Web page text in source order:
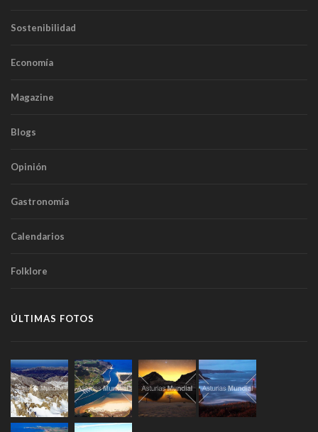
Sostenibilidad
Economía
Magazine
Blogs
Opinión
Gastronomía
Calendarios
Folklore
ÚLTIMAS FOTOS